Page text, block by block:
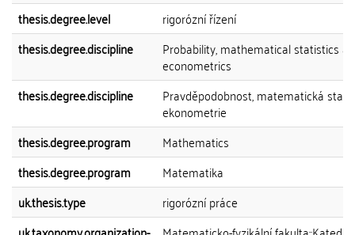
thesis.degree.level
rigorózní řízení
thesis.degree.discipline
Probability, mathematical statistics
econometrics
thesis.degree.discipline
Pravděpodobnost, matematická
ekonometrie
thesis.degree.program
Mathematics
thesis.degree.program
Matematika
uk.thesis.type
rigorózní práce